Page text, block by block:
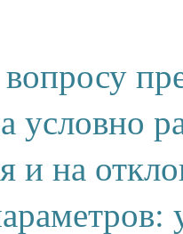
условно
и на